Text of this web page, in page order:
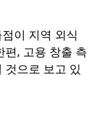
이 지역 외식
편, 고용 창출 측
것으로 보고 있